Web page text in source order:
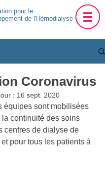
pour le
de l'Hémodialyse
Coronavirus
: 16 sept. 2020
équipes sont mobilisées
la continuité des soins
centres de dialyse de
pour tous les patients à